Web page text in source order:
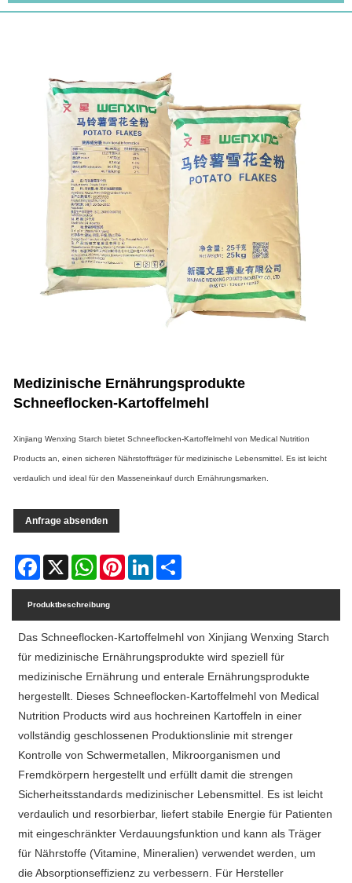
Medizinische Ernährungsprodukte
Schneeflocken-Kartoffelmehl
Xinjiang Wenxing Starch bietet Schneeflocken-Kartoffelmehl von Medical Nutrition
Products an, einen sicheren Nährstoffträger für medizinische Lebensmittel. Es ist leicht
verdaulich und ideal für den Masseneinkauf durch Ernährungsmarken.
Anfrage absenden
Facebook WhatsAppPinterest LinkedIn
Produktbeschreibung
Das Schneeflocken-Kartoffelmehl von Xinjiang Wenxing Starch
für medizinische Ernährungsprodukte wird speziell für
medizinische Ernährung und enterale Ernährungsprodukte
hergestellt. Dieses Schneeflocken-Kartoffelmehl von Medical
Nutrition Products wird aus hochreinen Kartoffeln in einer
vollständig geschlossenen Produktionslinie mit strenger
Kontrolle von Schwermetallen, Mikroorganismen und
Fremdkörpern hergestellt und erfüllt damit die strengen
Sicherheitsstandards medizinischer Lebensmittel. Es ist leicht
verdaulich und resorbierbar, liefert stabile Energie für Patienten
mit eingeschränkter Verdauungsfunktion und kann als Träger
für Nährstoffe (Vitamine, Mineralien) verwendet werden, um
die Absorptionseffizienz zu verbessern. Für Hersteller